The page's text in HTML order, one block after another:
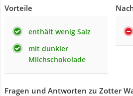
Vorteile
enthält wenig Salz
mit dunkler
Milchschokolade
Fragen und Antworten zu Zotter